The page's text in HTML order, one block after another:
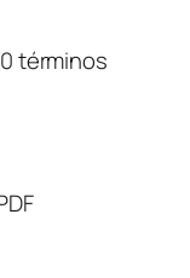
términos